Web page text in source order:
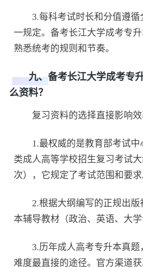
3.每科考试时长和分值遵循
一规定。备考长江大学成考专
熟悉统考的规则和节奏。
九、备考长江大学成考专升
么资料？
复习资料的选择直接影响效
1.最权威的是教育部考试中
类成人高等学校招生复习考试
次），它规定了考试范围和要求
2.根据大纲编写的正规出版
本辅导教材（政治、英语、大学
3.历年成人高考专升本真题
难度最直接的途径。官方渠道